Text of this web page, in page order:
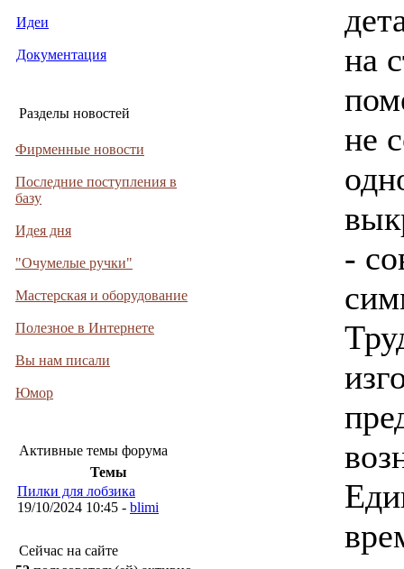
Идеи
Документация
Разделы новостей
Фирменные новости
Последние поступления в
базу
Идея дня
"Очумелые ручки"
Мастерская и оборудование
Полезное в Интернете
Вы нам писали
Юмор
Активные темы форума
Темы
Пилки для лобзика
19/10/2024 10:45 - blimi
Сейчас на сайте
на
не
-